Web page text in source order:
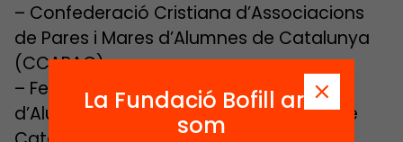
– Confederació Cristiana d’Associacions
de Pares i Mares d’Alumnes de Catalunya
(CCAPAC).
– Federació d’Associacions de Pares
d’Alumnes d’Ensenyament Secundari de
La Fundació Bofill ara
som